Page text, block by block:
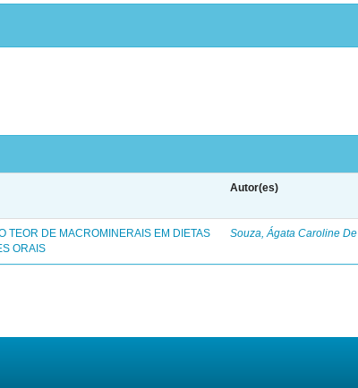
Autor(es)
TEOR DE MACROMINERAIS EM DIETAS
ORAIS
Souza, Ágata Caroline De